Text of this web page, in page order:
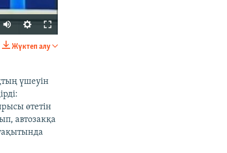
БӨЛІСІҢІЗ
Жүктеп алу
үшеуін
өтетін
автозакқа